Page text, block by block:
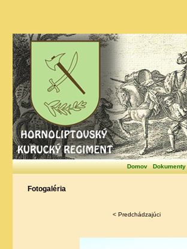
Domov Dokumenty
Fotogaléria
< Predchádzajúci